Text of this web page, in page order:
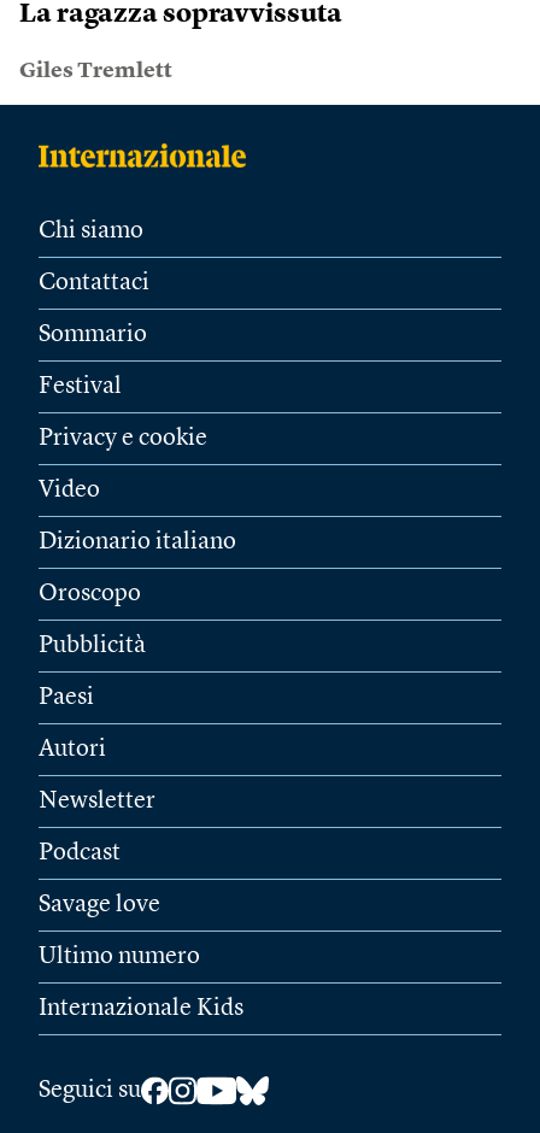
La ragazza sopravvissuta
Giles Tremlett
Chi siamo
Contattaci
Sommario
Festival
Privacy e cookie
Video
Dizionario italiano
Oroscopo
Pubblicità
Paesi
Autori
Newsletter
Podcast
Savage love
Ultimo numero
Internazionale Kids
Seguici su